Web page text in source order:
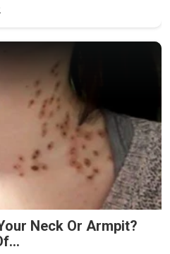
Neck Or Armpit?